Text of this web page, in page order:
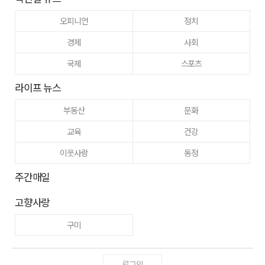
오피니언
정치
경제
사회
국제
스포츠
라이프 뉴스
부동산
문화
교육
건강
이웃사랑
동정
주간매일
고향사랑
구미